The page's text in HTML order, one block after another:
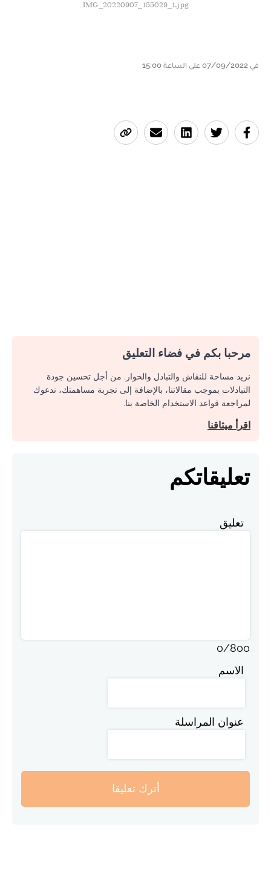
IMG_20220907_155029_1.jpg
في 07/09/2022 على الساعة 15:00
مرحبا بكم في فضاء التعليق
نريد مساحة للنقاش والتبادل والحوار. من أجل تحسين جودة
التبادلات بموجب مقالاتنا، بالإضافة إلى تجربة مساهمتك، ندعوك
لمراجعة قواعد الاستخدام الخاصة بنا.
اقرأ ميثاقنا
تعليقاتكم
تعليق
0/800
الاسم
عنوان المراسلة
أترك تعليقا